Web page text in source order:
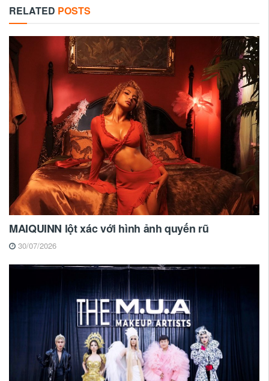
RELATED POSTS
MAIQUINN lột xác với hình ảnh quyến rũ
30/07/2026